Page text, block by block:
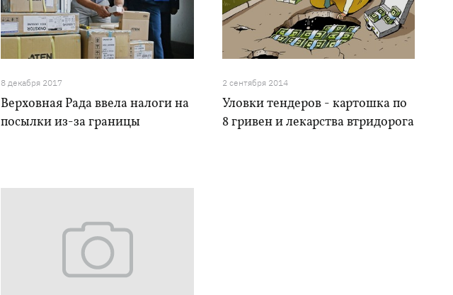
8 декабря 2017
Верховная Рада ввела налоги на
посылки из-за границы
2 сентября 2014
Уловки тендеров - картошка по
8 гривен и лекарства втридорога